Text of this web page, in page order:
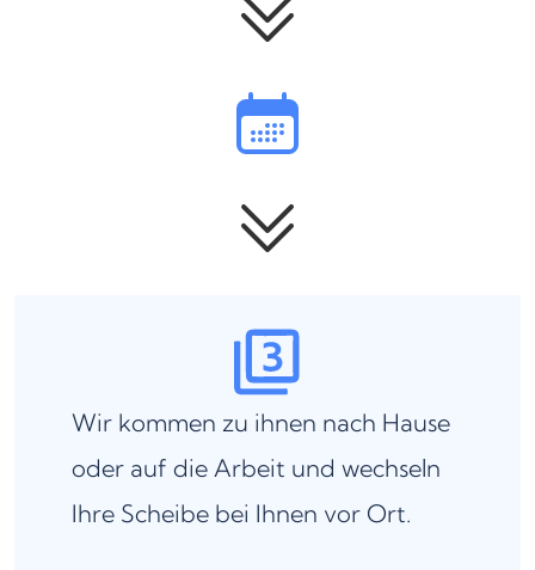
Wir kommen zu ihnen nach Hause
oder auf die Arbeit und wechseln
Ihre Scheibe bei Ihnen vor Ort.